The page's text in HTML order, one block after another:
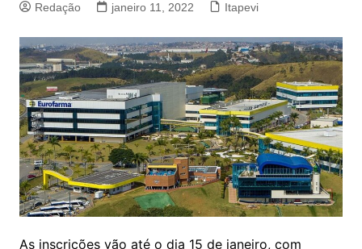
Redação janeiro 11, 2022 Itapevi
As inscrições vão até o dia 15 de janeiro, com